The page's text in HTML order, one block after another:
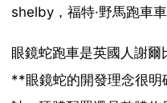
shelby，福特·野馬跑車
眼鏡蛇跑車是英國人謝爾
**眼鏡蛇的開發理念很明